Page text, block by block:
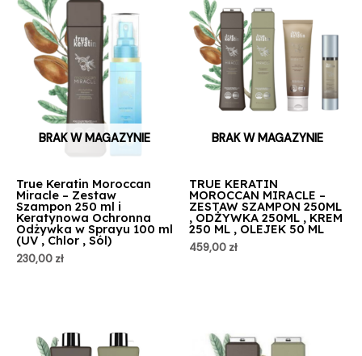
BRAK W MAGAZYNIE
True Keratin Moroccan
Miracle – Zestaw
Szampon 250 ml i
Keratynowa Ochronna
Odżywka w Sprayu 100 ml
(UV , Chlor , Sól)
230,00 zł
BRAK W MAGAZYNIE
TRUE KERATIN
MOROCCAN MIRACLE –
ZESTAW SZAMPON 250ML
, ODŻYWKA 250ML , KREM
250 ML , OLEJEK 50 ML
459,00 zł